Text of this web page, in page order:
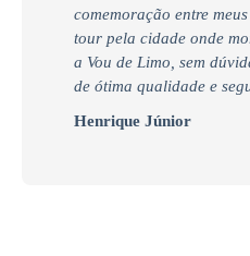
comemoração entre
tour pela cidade onde
a Vou de Limo, sem
de ótima qualidade e
Henrique Júnior